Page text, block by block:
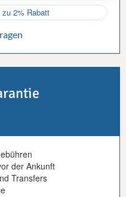
2% Rabatt
der Ankunft
Transfers